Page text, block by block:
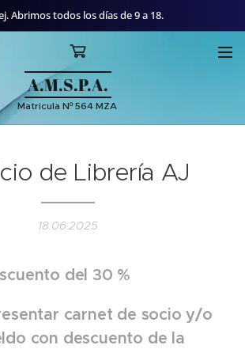
Abrimos todos los días de 9 a 18.
A.M.S.P.A.
Matricula Nº 564 MZA
de Librería AJ
18.06.2025
del 30 %
carnet de socio y/o
con descuento de la